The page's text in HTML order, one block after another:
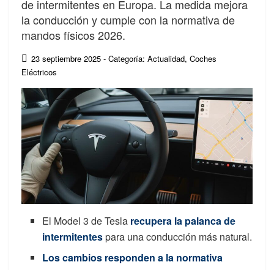
de intermitentes en Europa. La medida mejora
la conducción y cumple con la normativa de
mandos físicos 2026.
23 septiembre 2025 - Categoría: Actualidad, Coches
Eléctricos
El Model 3 de Tesla recupera la palanca de
intermitentespara una conducción más natural.
Los cambios responden a la normativa